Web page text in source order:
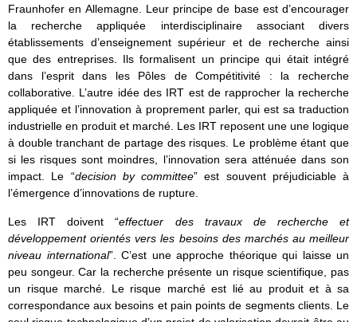
Fraunhofer en Allemagne. Leur principe de base est d’encourager
la recherche appliquée interdisciplinaire associant divers
établissements d’enseignement supérieur et de recherche ainsi
que des entreprises. Ils formalisent un principe qui était intégré
dans l’esprit dans les Pôles de Compétitivité : la recherche
collaborative. L’autre idée des IRT est de rapprocher la recherche
appliquée et l’innovation à proprement parler, qui est sa traduction
industrielle en produit et marché. Les IRT reposent une une logique
à double tranchant de partage des risques. Le problème étant que
si les risques sont moindres, l’innovation sera atténuée dans son
impact. Le “decision by committee” est souvent préjudiciable à
l’émergence d’innovations de rupture.
Les IRT doivent “effectuer des travaux de recherche et
développement orientés vers les besoins des marchés au meilleur
niveau international”. C’est une approche théorique qui laisse un
peu songeur. Car la recherche présente un risque scientifique, pas
un risque marché. Le risque marché est lié au produit et à sa
correspondance aux besoins et pain points de segments clients. Le